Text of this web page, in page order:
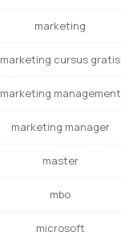
marketing
marketing cursus gratis
marketing management
marketing manager
master
mbo
microsoft